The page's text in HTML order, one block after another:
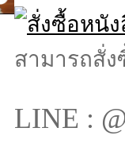
สามารถสั่ง
LINE :